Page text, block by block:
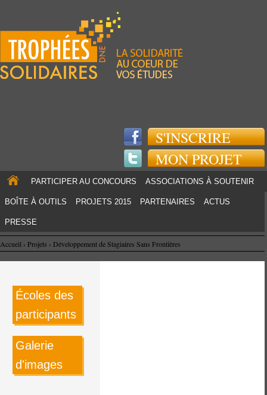
S'INSCRIRE
MON PROJET
PARTICIPER AU CONCOURS ASSOCIATIONS À SOUTENIR
BOÎTE À OUTILS PROJETS 2015 PARTENAIRES ACTUS
PRESSE
Accueil › Projets › Développement de Stagiaires Sans Frontières
Écoles des
participants
Galerie
d'images